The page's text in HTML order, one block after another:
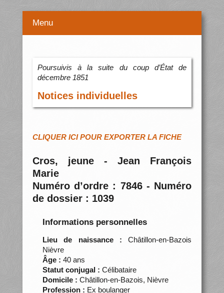
Menu
Poursuivis à la suite du coup d’État de
décembre 1851
Notices individuelles
CLIQUER ICI POUR EXPORTER LA FICHE
Cros, jeune - Jean François
Marie
Numéro d’ordre : 7846 - Numéro
de dossier : 1039
Informations personnelles
Lieu de naissance : Châtillon-en-Bazois
Nièvre
Âge : 40 ans
Statut conjugal : Célibataire
Domicile : Châtillon-en-Bazois, Nièvre
Profession : Ex boulanger